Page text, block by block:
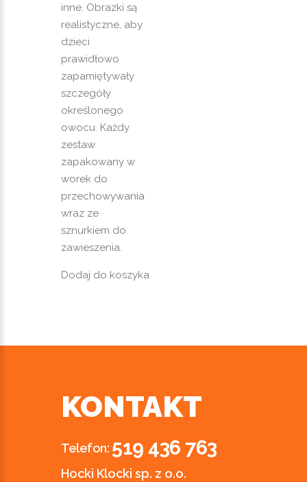
inne. Obrazki są
realistyczne, aby
dzieci
prawidłowo
zapamiętywały
szczegóły
określonego
owocu. Każdy
zestaw
zapakowany w
worek do
przechowywania
wraz ze
sznurkiem do
zawieszenia.
Dodaj do koszyka
KONTAKT
Telefon: 519 436 763
Hocki Klocki sp. z o.o.